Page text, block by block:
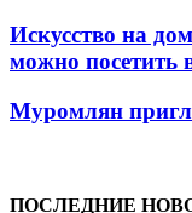
Искусство на
можно посетить
Муромлян
ПОСЛЕДНИЕ